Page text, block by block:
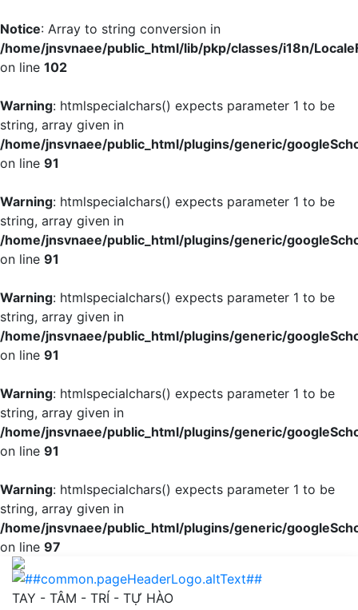
Notice: Array to string conversion in
/home/jnsvnaee/public_html/lib/pkp/classes/i18n/
on line 102
Warning: htmlspecialchars() expects parameter 1 to be
string, array given in
/home/jnsvnaee/public_html/plugins/generic/
on line 91
Warning: htmlspecialchars() expects parameter 1 to be
string, array given in
/home/jnsvnaee/public_html/plugins/generic/
on line 91
Warning: htmlspecialchars() expects parameter 1 to be
string, array given in
/home/jnsvnaee/public_html/plugins/generic/
on line 91
Warning: htmlspecialchars() expects parameter 1 to be
string, array given in
/home/jnsvnaee/public_html/plugins/generic/
on line 91
Warning: htmlspecialchars() expects parameter 1 to be
string, array given in
/home/jnsvnaee/public_html/plugins/generic/
on line 97
Knowledge and practice about selfcare among
TAY - TÂM - TRÍ - TỰ HÀO